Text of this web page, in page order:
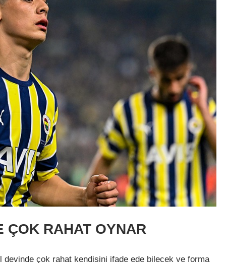
ÇOK RAHAT OYNAR
devinde çok rahat kendisini ifade ede bilecek ve forma